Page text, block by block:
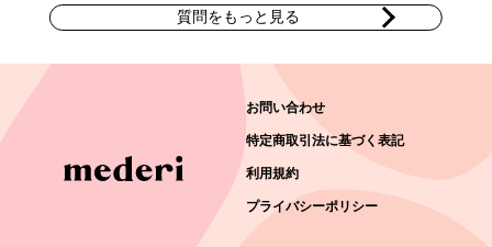
質問をもっと見る
お問い合わせ
特定商取引法に基づく表記
利用規約
プライバシーポリシー